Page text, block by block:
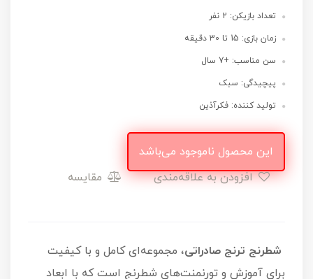
تعداد بازیکن: 2 نفر
زمان بازی: 15 تا 30 دقیقه
سن مناسب: +7 سال
پیچیدگی: سبک
تولید کننده: فکرآذین
این محصول ناموجود می‌باشد
افزودن به علاقه‌مندی
مقایسه
شطرنج ترنج صادراتی، مجموعه‌ای کامل و با کیفیت
برای آموزش و تورنمنت‌های شطرنج است که با ابعاد